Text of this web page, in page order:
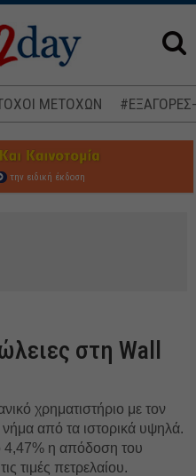
ΜΕΤΟΧΩΝ
την ειδική έκδοση
στη Wall
χρηματιστήριο με τον
από τα ιστορικά υψηλά.
4,47% η απόδοση του
τιμές πετρελαίου.